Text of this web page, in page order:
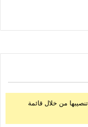
من خلال قائمة